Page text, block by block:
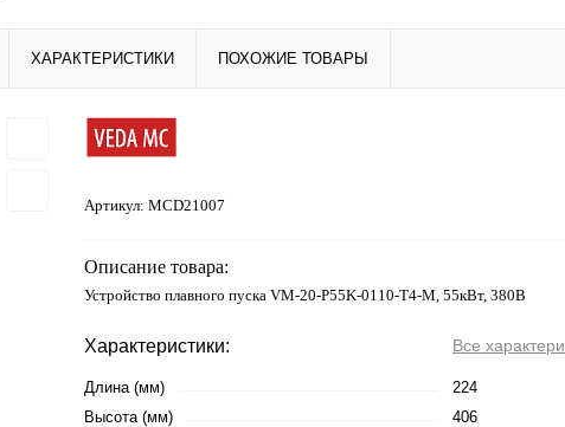
ХАРАКТЕРИСТИКИ ПОХОЖИЕ ТОВАРЫ
Артикул: MCD21007
Описание товара:
Устройство плавного пуска VM-20-P55K-0110-T4-M, 55кВт, 380В
Характеристики: Все
Длина (мм)
224
Высота (мм)
406